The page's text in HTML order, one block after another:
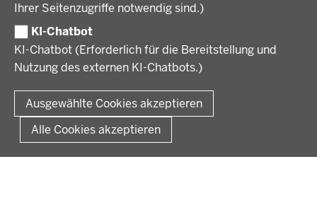
Ihrer Seitenzugriffe notwendig sind.)
KI-Chatbot
KI-Chatbot (Erforderlich für die Bereitstellung und
Nutzung des externen KI-Chatbots.)
Ausgewählte Cookies akzeptieren
Alle Cookies akzeptieren
Volljurist:in
Praktikum
Stellenangebote im Schulbereich
Amtsblatt
Verfahrensübersichten
PRESSE
Pressemitteilungen
Podcast
© 2026 Bezirksregierung Münster
Fußzeile
Impressum Datenschutz Rechtliche Hinweise
Kurzlink zu dieser Seite